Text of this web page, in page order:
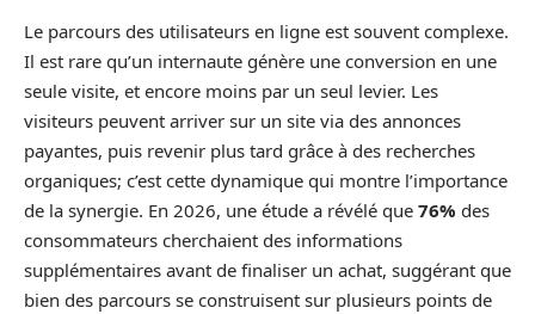
Le parcours des utilisateurs en ligne est souvent complexe.
Il est rare qu’un internaute génère une conversion en une
seule visite, et encore moins par un seul levier. Les
visiteurs peuvent arriver sur un site via des annonces
payantes, puis revenir plus tard grâce à des recherches
organiques; c’est cette dynamique qui montre l’importance
de la synergie. En 2026, une étude a révélé que 76% des
consommateurs cherchaient des informations
supplémentaires avant de finaliser un achat, suggérant que
bien des parcours se construisent sur plusieurs points de